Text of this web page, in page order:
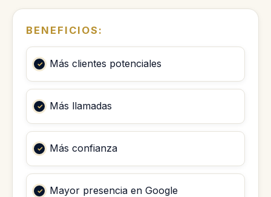
BENEFICIOS:
Más clientes potenciales
Más llamadas
Más confianza
Mayor presencia en Google